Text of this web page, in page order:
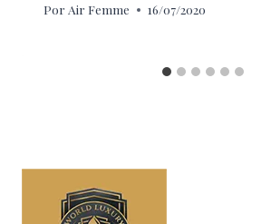
Por Air Femme 16/07/2020